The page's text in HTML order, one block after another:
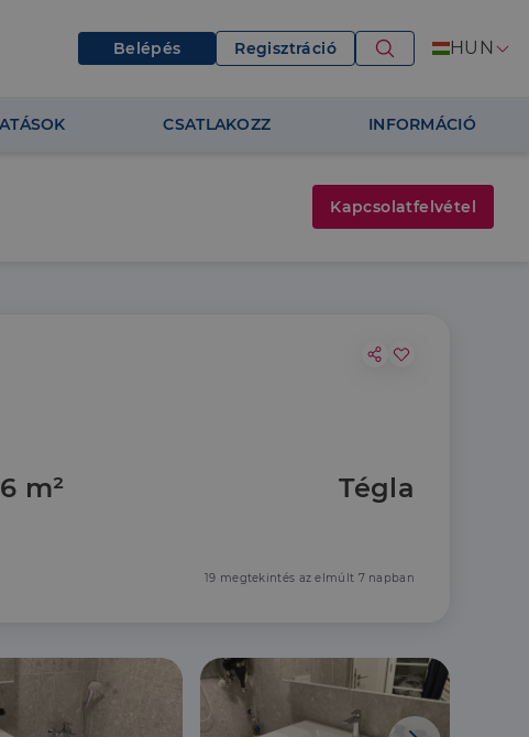
Belépés Regisztráció HUN
CSATLAKOZZ INFORMÁCIÓ
m² Tégla
19 megtekintés az elmúlt 7 napban
Kapcsolatfelvétel